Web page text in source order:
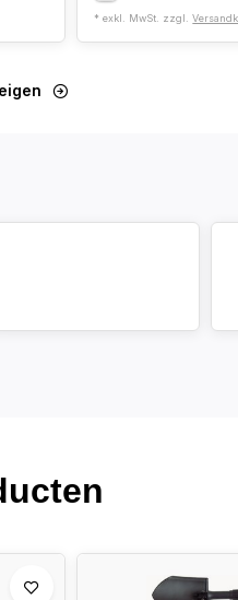
* exkl. MwSt. zzgl.